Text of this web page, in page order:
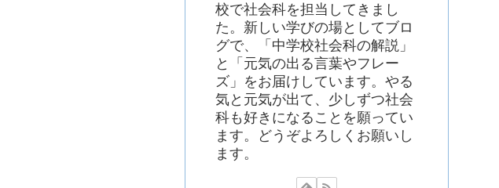
校で社会科を担当してきまし
た。新しい学びの場としてブロ
グで、「中学校社会科の解説」
と「元気の出る言葉やフレー
ズ」をお届けしています。やる
気と元気が出て、少しずつ社会
科も好きになることを願ってい
ます。どうぞよろしくお願いし
ます。